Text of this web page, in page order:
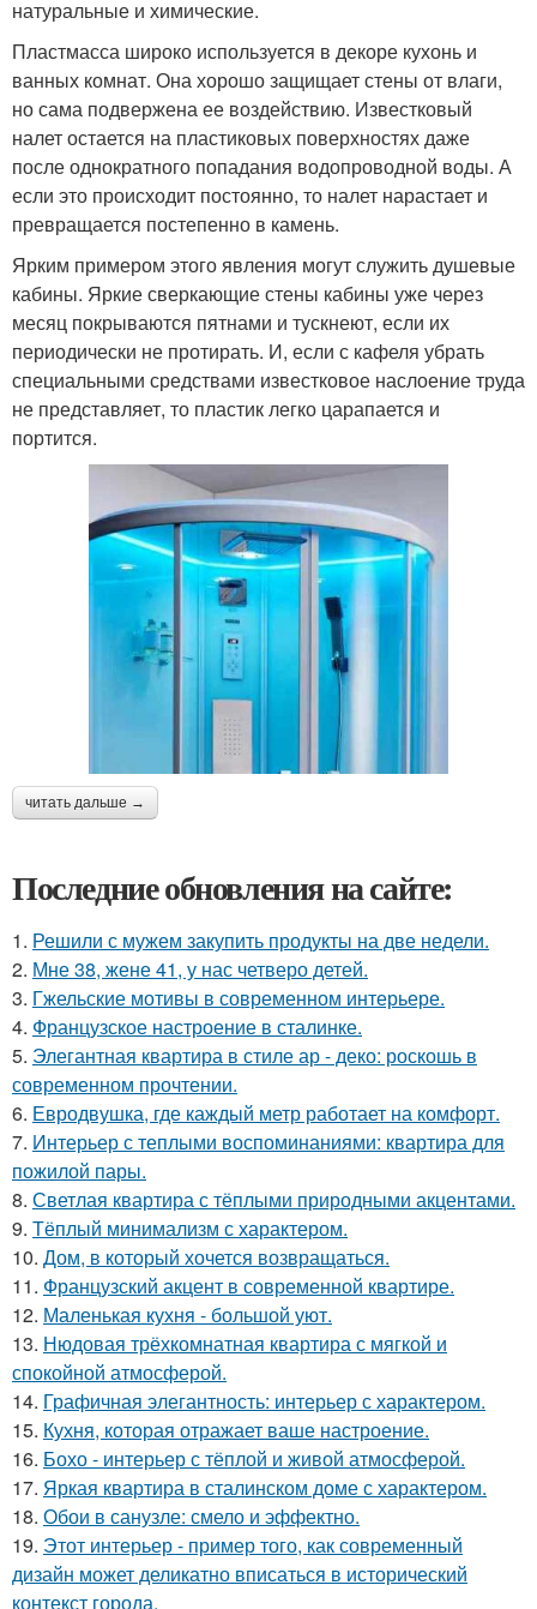
натуральные и химические.
Пластмасса широко используется в декоре кухонь и
ванных комнат. Она хорошо защищает стены от влаги,
но сама подвержена ее воздействию. Известковый
налет остается на пластиковых поверхностях даже
после однократного попадания водопроводной воды. А
если это происходит постоянно, то налет нарастает и
превращается постепенно в камень.
Ярким примером этого явления могут служить душевые
кабины. Яркие сверкающие стены кабины уже через
месяц покрываются пятнами и тускнеют, если их
периодически не протирать. И, если с кафеля убрать
специальными средствами известковое наслоение труда
не представляет, то пластик легко царапается и
портится.
читать дальше →
Последние обновления на сайте:
1. Решили с мужем закупить продукты на две недели.
2. Мне 38, жене 41, у нас четверо детей.
3. Гжельские мотивы в современном интерьере.
4. Французское настроение в сталинке.
5. Элегантная квартира в стиле ар - деко: роскошь в
современном прочтении.
6. Евродвушка, где каждый метр работает на комфорт.
7. Интерьер с теплыми воспоминаниями: квартира для
пожилой пары.
8. Светлая квартира с тёплыми природными акцентами.
9. Тёплый минимализм с характером.
10. Дом, в который хочется возвращаться.
11. Французский акцент в современной квартире.
12. Маленькая кухня - большой уют.
13. Нюдовая трёхкомнатная квартира с мягкой и
спокойной атмосферой.
14. Графичная элегантность: интерьер с характером.
15. Кухня, которая отражает ваше настроение.
16. Бохо - интерьер с тёплой и живой атмосферой.
17. Яркая квартира в сталинском доме с характером.
18. Обои в санузле: смело и эффектно.
19. Этот интерьер - пример того, как современный
дизайн может деликатно вписаться в исторический
контекст города.